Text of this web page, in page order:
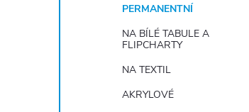
PERMANENTNÍ
NA BÍLÉ TABULE A
FLIPCHARTY
NA TEXTIL
AKRYLOVÉ